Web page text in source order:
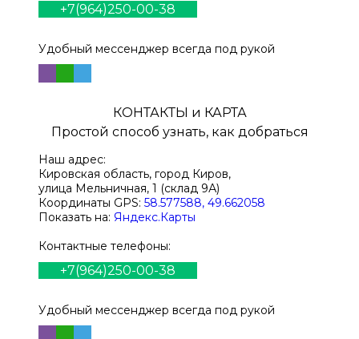
+7(964)250-00-38
Удобный мессенджер всегда под рукой
КОНТАКТЫ и КАРТА
Простой способ узнать, как добраться
Наш адрес:
Кировская область, город Киров,
улица Мельничная, 1 (склад 9А)
Координаты GPS: 58.577588, 49.662058
Показать на: Яндекс.Карты
Контактные телефоны:
+7(964)250-00-38
Удобный мессенджер всегда под рукой